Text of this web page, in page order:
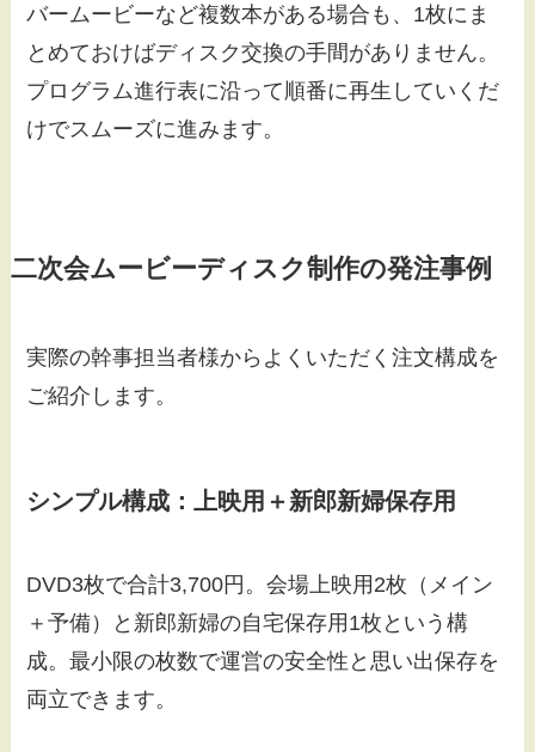
バームービーなど複数本がある場合も、1枚にま
とめておけばディスク交換の手間がありません。
プログラム進行表に沿って順番に再生していくだ
けでスムーズに進みます。
二次会ムービーディスク制作の発注事例
実際の幹事担当者様からよくいただく注文構成を
ご紹介します。
シンプル構成：上映用＋新郎新婦保存用
DVD3枚で合計3,700円。会場上映用2枚（メイン
＋予備）と新郎新婦の自宅保存用1枚という構
成。最小限の枚数で運営の安全性と思い出保存を
両立できます。